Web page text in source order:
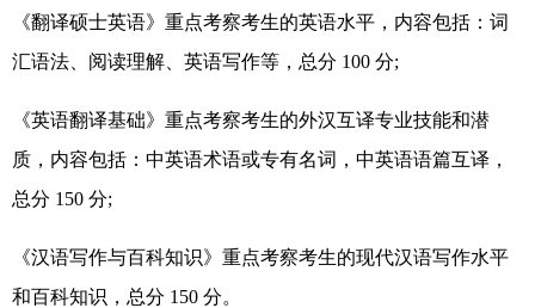
《翻译硕士英语》重点考察考生的英语水平，内容包括：词
汇语法、阅读理解、英语写作等，总分 100 分;
《英语翻译基础》重点考察考生的外汉互译专业技能和潜
质，内容包括：中英语术语或专有名词，中英语语篇互译，
总分 150 分;
《汉语写作与百科知识》重点考察考生的现代汉语写作水平
和百科知识，总分 150 分。